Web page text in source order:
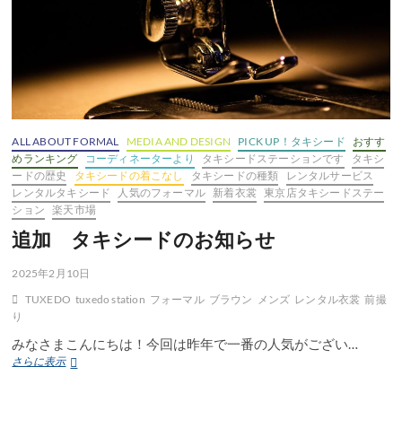
ALL ABOUT FORMAL MEDIA AND DESIGN PICK UP！タキシード
おすす
めランキング
コーディネーターより タキシードステーションです
タキシ
ードの歴史
タキシードの着こなし タキシードの種類
レンタルサービス
レンタルタキシード
人気のフォーマル 新着衣裳 東京店タキシードステー
ション
楽天市場
追加 タキシードのお知らせ
2025年2月10日
TUXEDO tuxedo station フォーマル ブラウン メンズ レンタル衣裳 前撮
り
みなさまこんにちは！今回は昨年で一番の人気がござい…
さらに表示追